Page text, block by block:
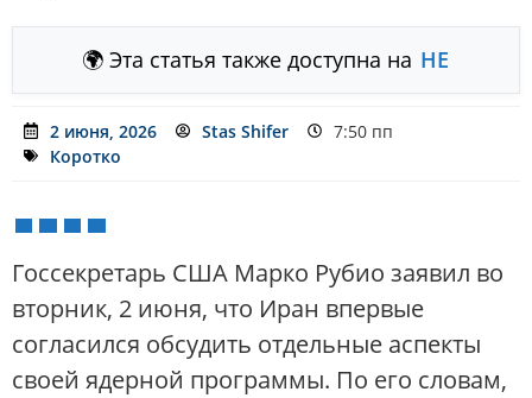
🌍 Эта статья также доступна на HE
2 июня, 2026 Stas Shifer
7:50 пп
Коротко
Госсекретарь США Марко Рубио заявил во
вторник, 2 июня, что Иран впервые
согласился обсудить отдельные аспекты
своей ядерной программы. По его словам,